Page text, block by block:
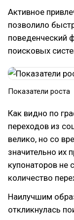
Активное
позволило
поведенческий
поисковых
Показатели роста
Как видно по
переходов из
велико, но со
значительно их
купонаторов не
количество
Наилучшим
откликнулась